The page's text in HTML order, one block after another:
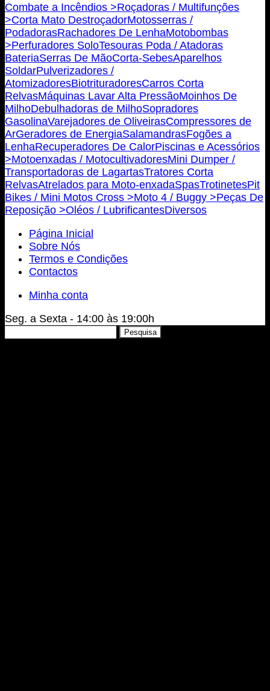
Combate a Incêndios >Roçadoras / Multifunções
>Corta Mato DestroçadorMotosserras /
PodadorasRachadores De LenhaMotobombas
>Perfuradores SoloTesouras Poda / Atadoras
BateriaSerras De MãoCorta-SebesAparelhos
SoldarPulverizadores /
AtomizadoresBiotrituradoresCarros Corta
RelvasMáquinas Lavar Alta PressãoMoinhos De
MilhoDebulhadoras de MilhoSopradores
GasolinaVarejadores de OliveirasCompressores de
ArGeradores de EnergiaSalamandrasFogões a
LenhaRecuperadores De CalorPiscinas e Acessórios
>Motoenxadas / MotocultivadoresMini Dumper /
Transportadoras de LagartasTratores Corta
RelvasAtrelados para Moto-enxadaSpasTrotinetesPit
Bikes / Mini Motos Cross >Moto 4 / Buggy >Peças De
Reposição >Oléos / LubrificantesDiversos
Página Inicial
Sobre Nós
Termos e Condições
Contactos
Minha conta
Seg. a Sexta - 14:00 às 19:00h
Pesquisa